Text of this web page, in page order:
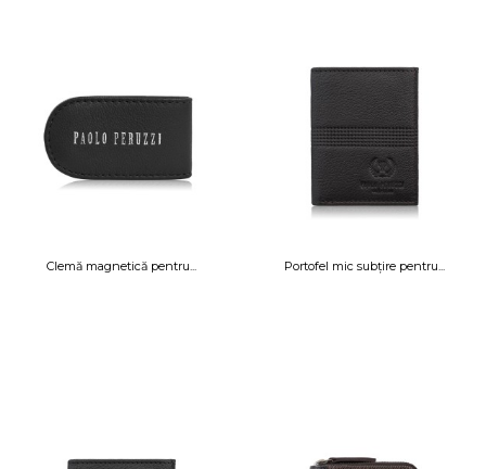
Clemă magnetică pentru... Portofel mic subțire pentru...